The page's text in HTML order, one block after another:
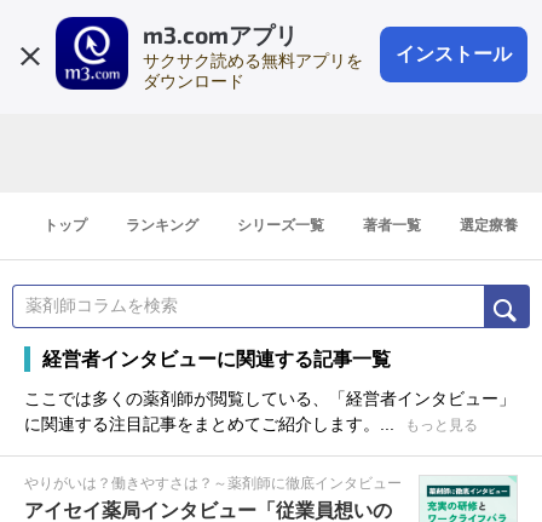
m3.comアプリ
サクサク読める無料アプリを
ダウンロード
インストール
会員登録
登録1分
トップ ランキング シリーズ一覧 著者一覧 選定療養
経営者インタビューに関連する記事一覧
ここでは多くの薬剤師が閲覧している、「経営者インタビュー」
に関連する注目記事をまとめてご紹介します。...
もっと見る
やりがいは？働きやすさは？～薬剤師に徹底インタビュー
アイセイ薬局インタビュー「従業員想いの